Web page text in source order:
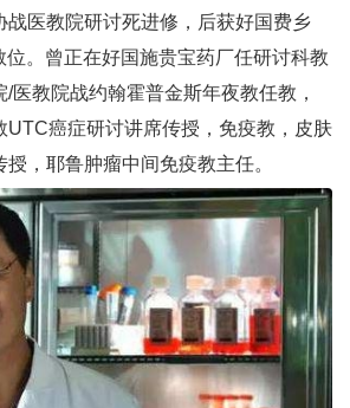
战医教院研讨死进修，后获好国费乡
位。曾正在好国施贵宝药厂任研讨科教
医教院战约翰霍普金斯年夜教任教，
UTC癌症研讨讲席传授，免疫教，皮肤
，耶鲁肿瘤中间免疫教主任。